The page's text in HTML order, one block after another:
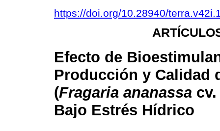
https://doi.org/10.28940/
Efecto de
Producción y Calidad
(Fragaria ananassa
Bajo Estrés Hídrico